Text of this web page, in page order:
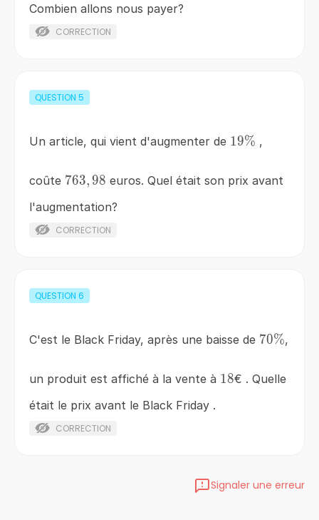
Combien allons nous payer?
CORRECTION
QUESTION 5
Un article, qui vient d'augmenter de 19\%
19% ,
coûte 763,98
763,98 euros. Quel était son prix avant
l'augmentation?
CORRECTION
QUESTION 6
C'est le Black Friday, après une baisse de 70\%
70%,
un produit est affiché à la vente à 18
18€ . Quelle
était le prix avant le Black Friday .
CORRECTION
Signaler une erreur